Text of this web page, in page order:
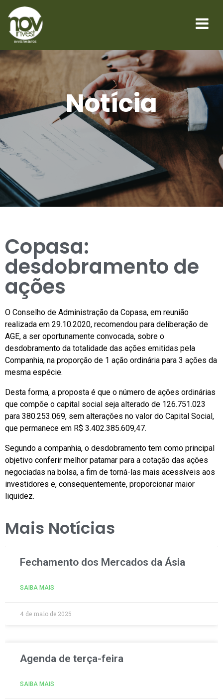
Notícia
Copasa:
desdobramento de
ações
O Conselho de Administração da Copasa, em reunião
realizada em 29.10.2020, recomendou para deliberação de
AGE, a ser oportunamente convocada, sobre o
desdobramento da totalidade das ações emitidas pela
Companhia, na proporção de 1 ação ordinária para 3 ações da
mesma espécie.
Desta forma, a proposta é que o número de ações ordinárias
que compõe o capital social seja alterado de 126.751.023
para 380.253.069, sem alterações no valor do Capital Social,
que permanece em R$ 3.402.385.609,47.
Segundo a companhia, o desdobramento tem como principal
objetivo conferir melhor patamar para a cotação das ações
negociadas na bolsa, a fim de torná-las mais acessíveis aos
investidores e, consequentemente, proporcionar maior
liquidez.
Mais Notícias
Fechamento dos Mercados da Ásia
SAIBA MAIS
4 de maio de 2025
Agenda de terça-feira
SAIBA MAIS